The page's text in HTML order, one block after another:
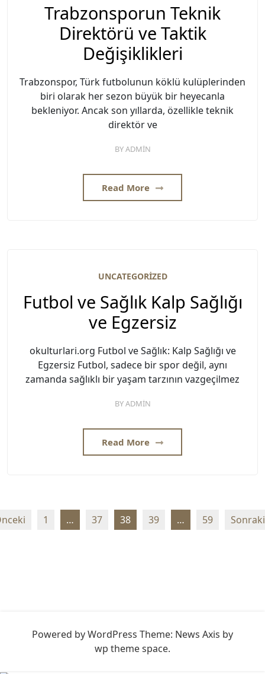
Trabzonsporun Teknik
Direktörü ve Taktik
Değişiklikleri
Trabzonspor, Türk futbolunun köklü kulüplerinden
biri olarak her sezon büyük bir heyecanla
bekleniyor. Ancak son yıllarda, özellikle teknik
direktör ve
BYADMIN
Read More
UNCATEGORIZED
Futbol ve Sağlık Kalp Sağlığı
ve Egzersiz
okulturlari.org Futbol ve Sağlık: Kalp Sağlığı ve
Egzersiz Futbol, sadece bir spor değil, aynı
zamanda sağlıklı bir yaşam tarzının vazgeçilmez
BYADMIN
Read More
Yazı
sayfalaması
1 … 37 38 39 … 59 Sonraki
Powered by WordPress Theme: News Axis by
wp theme space.